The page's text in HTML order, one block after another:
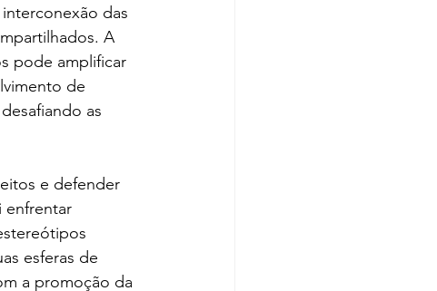
das
A
pode amplificar
de
as
e defender
enfrentar
esferas de
a promoção da